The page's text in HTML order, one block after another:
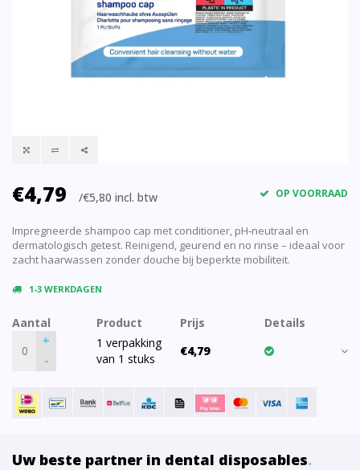
€4,79 /€5,80 incl. btw OP VOORRAAD
Impregneerde shampoo cap met conditioner, pH‑neutraal en
dermatologisch getest. Reinigend, geurend en no rinse – ideaal voor
zacht haarwassen zonder douche bij beperkte mobiliteit.
1-3 WERKDAGEN
Aantal Product Prijs
Details
+
-
1 verpakking
van 1 stuks
€4,79
Uw beste partner in dental disposables.